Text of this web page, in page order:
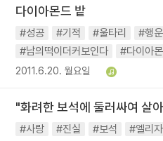
다이아몬드 밭
#성공 #기적 #울타리 #행운
#남의떡이더커보인다
#다이아
2011.6.20. 월요일
"화려한 보석에 둘러싸여 살
#사랑 #진실 #보석 #엘리